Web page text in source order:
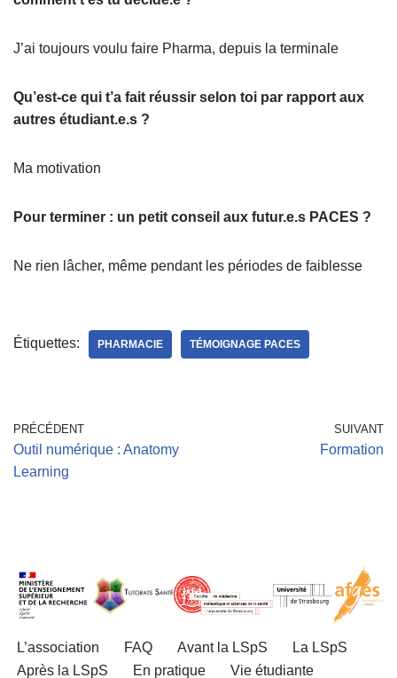
J’ai toujours voulu faire Pharma, depuis la terminale
Qu’est-ce qui t’a fait réussir selon toi par rapport aux
autres étudiant.e.s ?
Ma motivation
Pour terminer : un petit conseil aux futur.e.s PACES ?
Ne rien lâcher, même pendant les périodes de faiblesse
Étiquettes: PHARMACIE TÉMOIGNAGE PACES
PRÉCÉDENT
Outil numérique : Anatomy
Learning
SUIVANT
Formation
L’association FAQ Avant la LSpS
La LSpS
Après la LSpS
En pratique Vie étudiante